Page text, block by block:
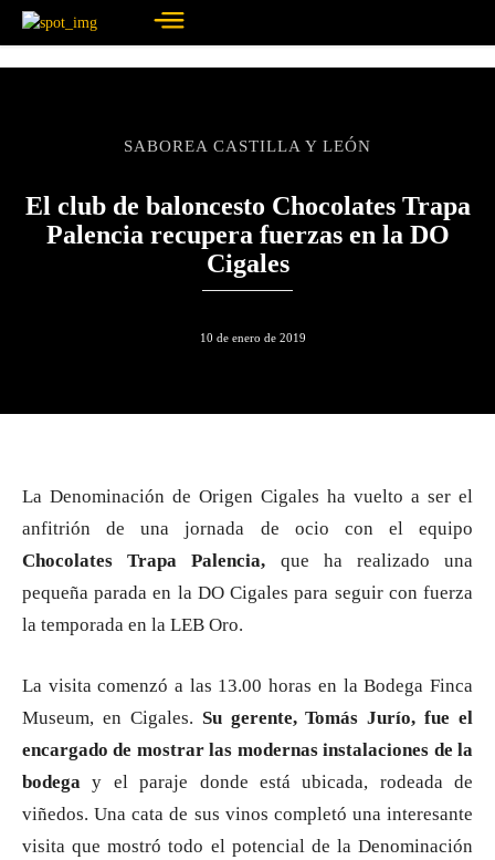
SABOREA CASTILLA Y LEÓN
El club de baloncesto Chocolates Trapa
Palencia recupera fuerzas en la DO
Cigales
10 de enero de 2019
La Denominación de Origen Cigales ha vuelto a ser el
anfitrión de una jornada de ocio con el equipo
Chocolates Trapa Palencia, que ha realizado una
pequeña parada en la DO Cigales para seguir con fuerza
la temporada en la LEB Oro.
La visita comenzó a las 13.00 horas en la Bodega Finca
Museum, en Cigales. Su gerente, Tomás Jurío, fue el
encargado de mostrar las modernas instalaciones de la
bodega y el paraje donde está ubicada, rodeada de
viñedos. Una cata de sus vinos completó una interesante
visita que mostró todo el potencial de la Denominación